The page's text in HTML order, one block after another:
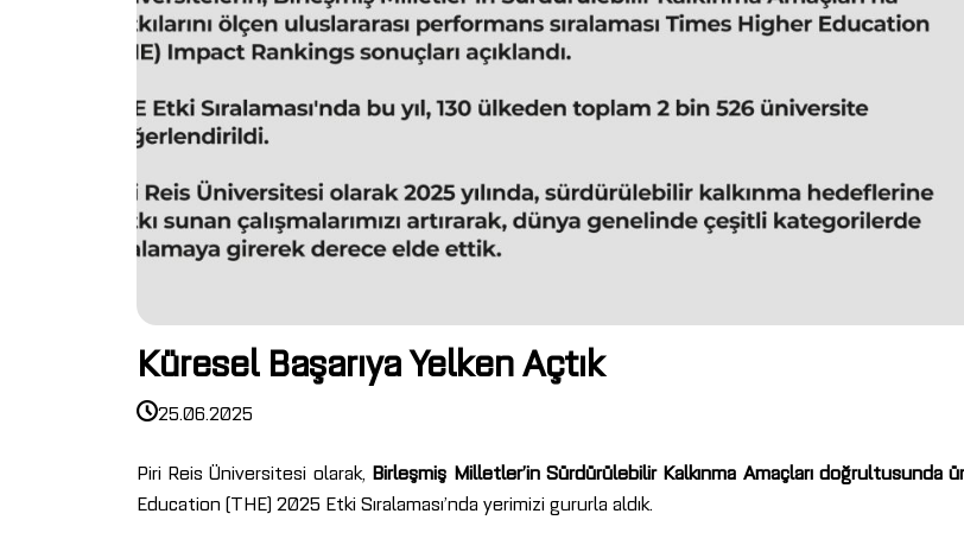
Küresel Başarıya Yelken Açtık
25.06.2025
Piri Reis Üniversitesi olarak, Birleşmiş Milletler’in Sürdürülebilir Kalkınma Amaçları doğrultusunda
Education (THE) 2025 Etki Sıralaması’nda yerimizi gururla aldık.